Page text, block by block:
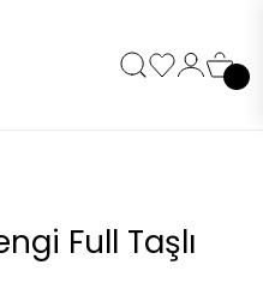
Full Taşlı